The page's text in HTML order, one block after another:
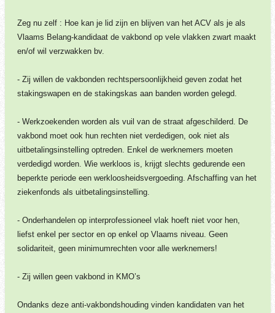
Zeg nu zelf : Hoe kan je lid zijn en blijven van het ACV als je als
Vlaams Belang-kandidaat de vakbond op vele vlakken zwart maakt
en/of wil verzwakken bv.
- Zij willen de vakbonden rechtspersoonlijkheid geven zodat het
stakingswapen en de stakingskas aan banden worden gelegd.
- Werkzoekenden worden als vuil van de straat afgeschilderd. De
vakbond moet ook hun rechten niet verdedigen, ook niet als
uitbetalingsinstelling optreden. Enkel de werknemers moeten
verdedigd worden. Wie werkloos is, krijgt slechts gedurende een
beperkte periode een werkloosheidsvergoeding. Afschaffing van het
ziekenfonds als uitbetalingsinstelling.
- Onderhandelen op interprofessioneel vlak hoeft niet voor hen,
liefst enkel per sector en op enkel op Vlaams niveau. Geen
solidariteit, geen minimumrechten voor alle werknemers!
- Zij willen geen vakbond in KMO’s
Ondanks deze anti-vakbondshouding vinden kandidaten van het